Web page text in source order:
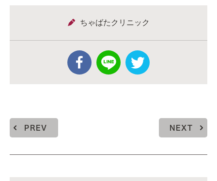
ちゃばたクリニック
PREV NEXT